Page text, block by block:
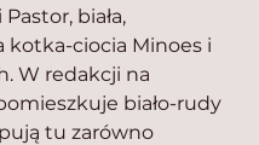
biała,
kotka-ciocia Minoes i
W redakcji na
biało-rudy
tu zarówno